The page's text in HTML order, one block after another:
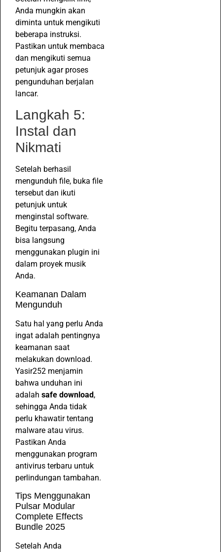
Anda mungkin akan
diminta untuk mengikuti
beberapa instruksi.
Pastikan untuk membaca
dan mengikuti semua
petunjuk agar proses
pengunduhan berjalan
lancar.
Langkah 5:
Instal dan
Nikmati
Setelah berhasil
mengunduh file, buka file
tersebut dan ikuti
petunjuk untuk
menginstal software.
Begitu terpasang, Anda
bisa langsung
menggunakan plugin ini
dalam proyek musik
Anda.
Keamanan Dalam
Mengunduh
Satu hal yang perlu Anda
ingat adalah pentingnya
keamanan saat
melakukan download.
Yasir252 menjamin
bahwa unduhan ini
adalah safe download,
sehingga Anda tidak
perlu khawatir tentang
malware atau virus.
Pastikan Anda
menggunakan program
antivirus terbaru untuk
perlindungan tambahan.
Tips Menggunakan
Pulsar Modular
Complete Effects
Bundle 2025
Setelah Anda